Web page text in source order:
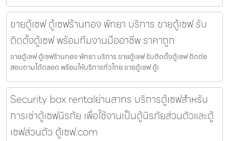
ขายตู้เซฟ ตู้เซฟร้านทอง พัทยา บริการ ขายตู้เซฟ รับ
ติดตั้งตู้เซฟ พร้อมทีมงานมืออาชีพ ราคาถูก
ขายตู้เซฟ ตู้เซฟร้านทอง พัทยา บริการ ขายตู้เซฟ รับติดตั้งตู้เซฟ ติดต่อ
สอบถามได้ตลอด พร้อมให้บริการทั่วไทย ขายตู้เซฟ ตู้เ
Security box rentalย่านสาทร บริการตู้เซฟสำหรับ
การเช่าตู้เซฟนิรภัย เพื่อใช้งานเป็นตู้นิรภัยส่วนตัวและตู้
เซฟส่วนตัว ตู้เซฟ.com